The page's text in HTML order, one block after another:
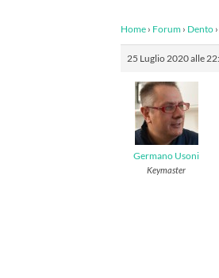
Home › Forum › Dento ›
25 Luglio 2020 alle
Germano Usoni
Keymaster